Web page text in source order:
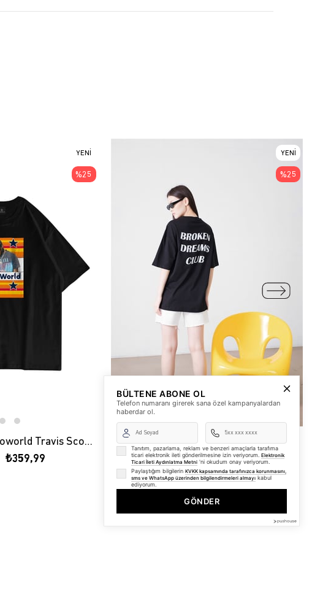
Trendiz Unisex Astroworld Travis Scott Siyah Tshirt
₺359,99
YENI
ÜRÜN
%25
₺359,99
₺479,99
YENI
ÜRÜN
%25
BÜLTENE ABONE OL
Telefon numaranı girerek sana özel kampanyalardan
haberdar ol.
Tanıtım, pazarlama, reklam ve benzeri amaçlarla tarafıma
ticari elektronik ileti gönderilmesine izin veriyorum. Elektronik
Ticari İleti Aydınlatma Metni 'ni okudum onay veriyorum.
Paylaştığım bilgilerin KVKK kapsamında tarafınızca korunmasını,
sms ve WhatsApp üzerinden bilgilendirmeleri almayı kabul
ediyorum.
GÖNDER